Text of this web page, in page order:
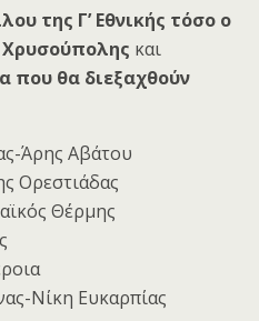
της Γ’ Εθνικής τόσο ο
και
που θα διεξαχθούν
Άρης Αβάτου
Ορεστιάδας
Θέρμης
Νίκη Ευκαρπίας